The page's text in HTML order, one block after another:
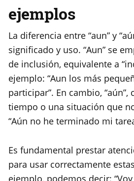
ejemplos
La diferencia entre “aun” y
significado y uso. “Aun” se
de inclusión, equivalente a
ejemplo: “Aun los más
participar”. En cambio,
tiempo o una situación que
“Aún no he terminado mi
Es fundamental prestar
para usar correctamente
ejemplo, podemos decir: